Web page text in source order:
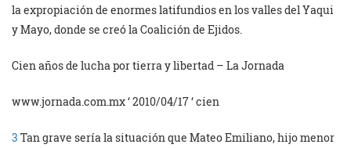
la expropiación de enormes latifundios en los valles del Yaqui
y Mayo, donde se creó la Coalición de Ejidos.
Cien años de lucha por tierra y libertad – La Jornada
www.jornada.com.mx ‘ 2010/04/17 ‘ cien
3 Tan grave sería la situación que Mateo Emiliano, hijo menor